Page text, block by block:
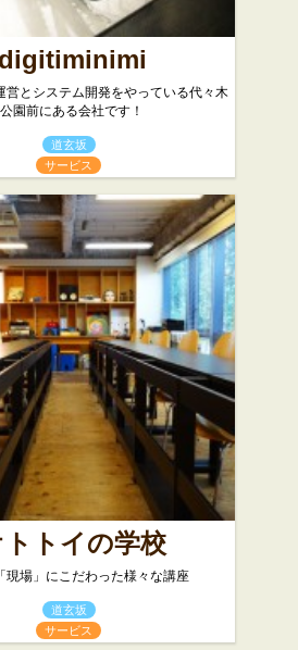
digitiminimi
営とシステム開発をやっている代々木
公園前にある会社です！
道玄坂
サービス
トトイの学校
現場」にこだわった様々な講座
道玄坂
サービス